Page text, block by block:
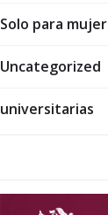
Solo para
Uncategorized
universitarias